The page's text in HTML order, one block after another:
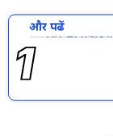
और पढें